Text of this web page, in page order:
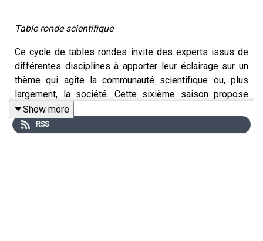
Table ronde scientifique
Ce cycle de tables rondes invite des experts issus de
différentes disciplines à apporter leur éclairage sur un
thème qui agite la communauté scientifique ou, plus
largement, la société. Cette sixième saison propose
d’étudier l’invisible, comme les atomes, les virus ou les
radiations, et d’interroger les risques qu’il pose lorsque
les liens entre causes et effets sont difficiles à établir.
Show more
RSS